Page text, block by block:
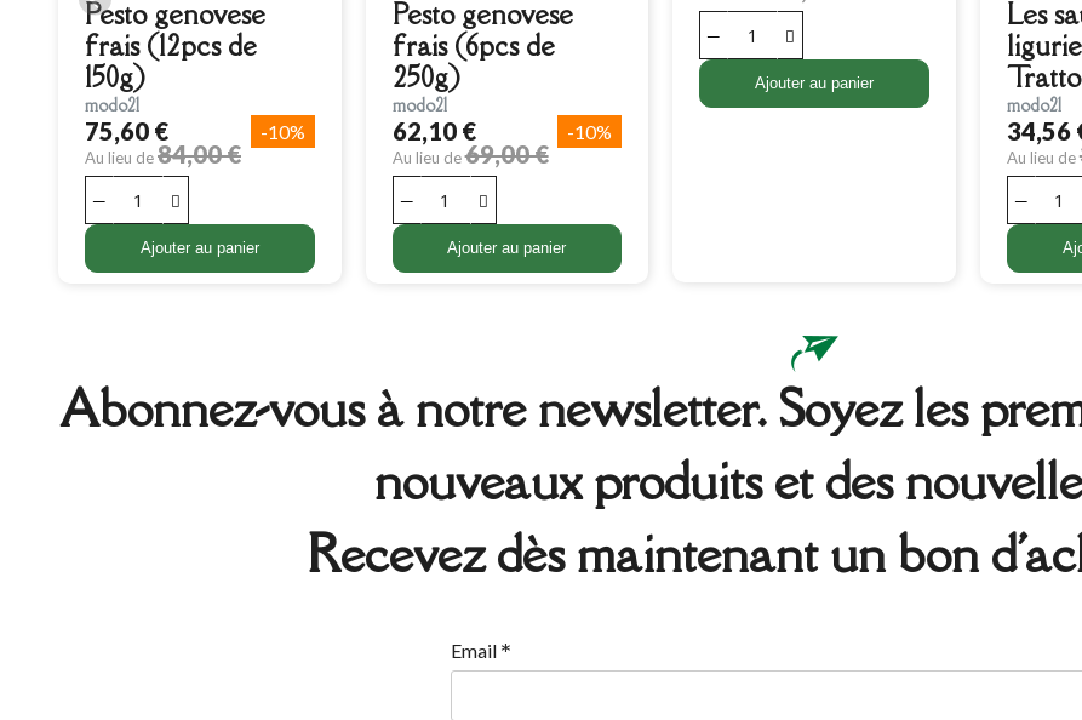
Pesto genovese
frais (12pcs de
150g)
modo21
75,60 €
Au lieu de84,00 €
-10%
Ajouter au panier
Pesto genovese
frais (6pcs de
250g)
modo21
62,10 €
Au lieu de69,00 €
-10%
Ajouter au panier
Ajouter au panier
Les
modo21
34,56
Au lieu de
Abonnez-vous à notre newsletter. Soyez les
nouveaux produits et des
Recevez dès maintenant un bon
Email *